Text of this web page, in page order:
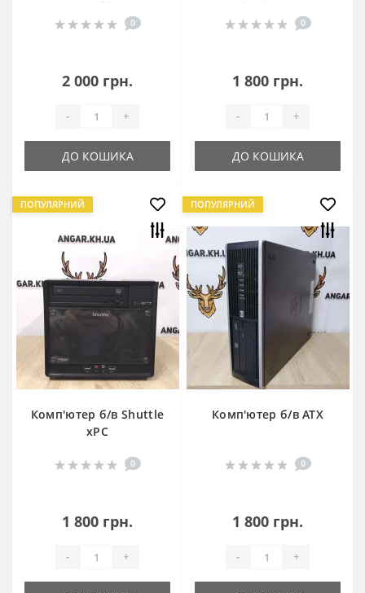
0
2 000 грн.
- +
ДО КОШИКА
0
1 800 грн.
- +
ДО КОШИКА
ПОПУЛЯРНИЙ
Комп'ютер б/в Shuttle
xPC
0
1 800 грн.
- +
ПОПУЛЯРНИЙ
Комп'ютер б/в ATX
0
1 800 грн.
- +